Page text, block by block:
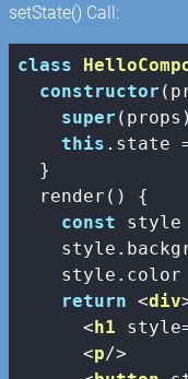
setState() Call:
class
constructor
super
this .state
  }
  render() {
const
return <div
< h1 style
<p/>